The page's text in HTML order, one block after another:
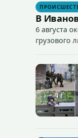
В
6 августа
грузового